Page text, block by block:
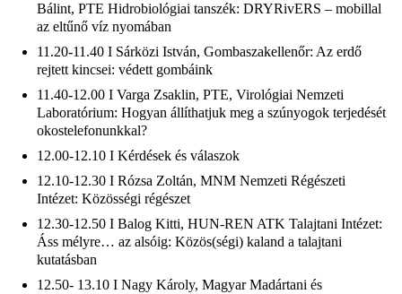
Bálint, PTE Hidrobiológiai tanszék: DRYRivERS – mobillal
az eltűnő víz nyomában
11.20-11.40 I Sárközi István, Gombaszakellenőr: Az erdő
rejtett kincsei: védett gombáink
11.40-12.00 I Varga Zsaklin, PTE, Virológiai Nemzeti
Laboratórium: Hogyan állíthatjuk meg a szúnyogok terjedését
okostelefonunkkal?
12.00-12.10 I Kérdések és válaszok
12.10-12.30 I Rózsa Zoltán, MNM Nemzeti Régészeti
Intézet: Közösségi régészet
12.30-12.50 I Balog Kitti, HUN-REN ATK Talajtani Intézet:
Áss mélyre… az alsóig: Közös(ségi) kaland a talajtani
kutatásban
12.50- 13.10 I Nagy Károly, Magyar Madártani és